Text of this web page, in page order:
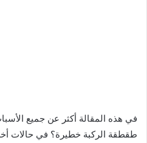
في هذه المقالة أكثر عن جميع
طقطقة الركبة خطيرة؟ في حالات